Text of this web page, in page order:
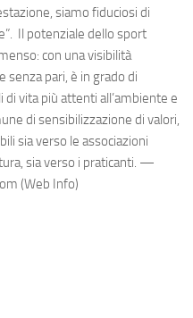
siamo fiduciosi di
Il potenziale dello sport
con una visibilità
senza pari, è in grado di
vita più attenti all’ambiente e
di sensibilizzazione di valori,
sia verso le associazioni
sia verso i praticanti. —
(Web Info)